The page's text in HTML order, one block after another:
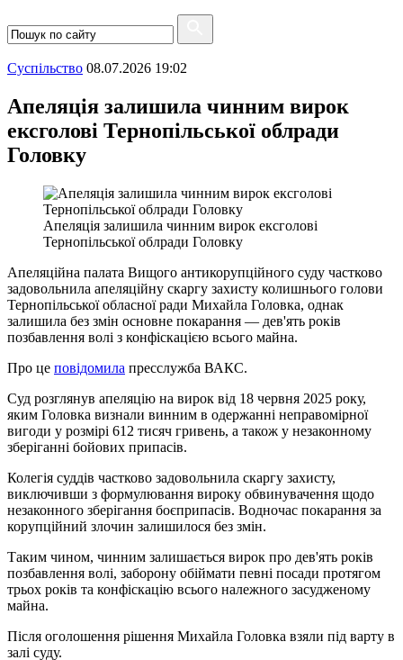
Суспiльство 08.07.2026 19:02
Апеляція залишила чинним вирок
ексголові Тернопільської облради
Головку
Апеляція залишила чинним вирок ексголові
Тернопільської облради Головку
Апеляційна палата Вищого антикорупційного суду частково
задовольнила апеляційну скаргу захисту колишнього голови
Тернопільської обласної ради Михайла Головка, однак
залишила без змін основне покарання — дев'ять років
позбавлення волі з конфіскацією всього майна.
Про це повідомила пресслужба ВАКС.
Суд розглянув апеляцію на вирок від 18 червня 2025 року,
яким Головка визнали винним в одержанні неправомірної
вигоди у розмірі 612 тисяч гривень, а також у незаконному
зберіганні бойових припасів.
Колегія суддів частково задовольнила скаргу захисту,
виключивши з формулювання вироку обвинувачення щодо
незаконного зберігання боєприпасів. Водночас покарання за
корупційний злочин залишилося без змін.
Таким чином, чинним залишається вирок про дев'ять років
позбавлення волі, заборону обіймати певні посади протягом
трьох років та конфіскацію всього належного засудженому
майна.
Після оголошення рішення Михайла Головка взяли під варту в
залі суду.